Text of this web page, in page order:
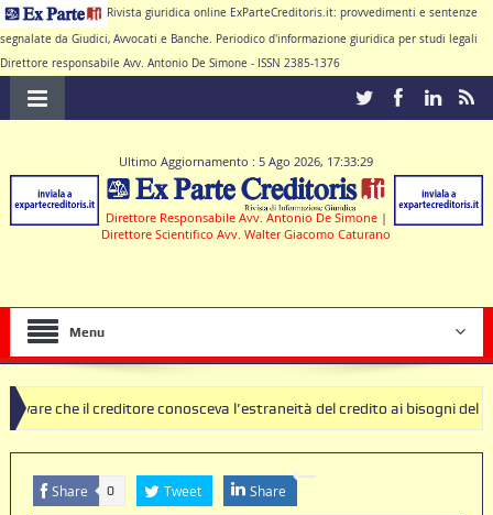
Rivista giuridica online ExParteCreditoris.it: provvedimenti e sentenze
segnalate da Giudici, Avvocati e Banche. Periodico d'informazione giuridica per studi legali
Direttore responsabile Avv. Antonio De Simone - ISSN 2385-1376
Ultimo Aggiornamento : 5 Ago 2026, 17:33:29
Direttore Responsabile Avv. Antonio De Simone |
Direttore Scientifico Avv. Walter Giacomo Caturano
Menu
conosceva l’estraneità del credito ai bisogni della famiglia
nulle deve produrre il contratto di conto corrente
Share 0 Tweet Share